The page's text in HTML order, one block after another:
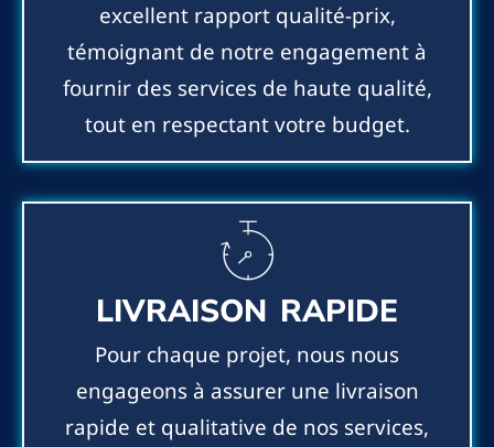
excellent rapport qualité-prix,
témoignant de notre engagement à
fournir des services de haute qualité,
tout en respectant votre budget.
LIVRAISON RAPIDE
Pour chaque projet, nous nous
engageons à assurer une livraison
rapide et qualitative de nos services,